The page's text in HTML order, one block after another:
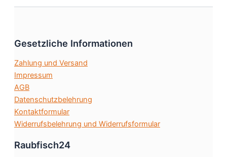
auf.
Gesetzliche Informationen
Zahlung und Versand
Impressum
AGB
Datenschutzbelehrung
Kontaktformular
Widerrufsbelehrung und Widerrufsformular
Raubfisch24